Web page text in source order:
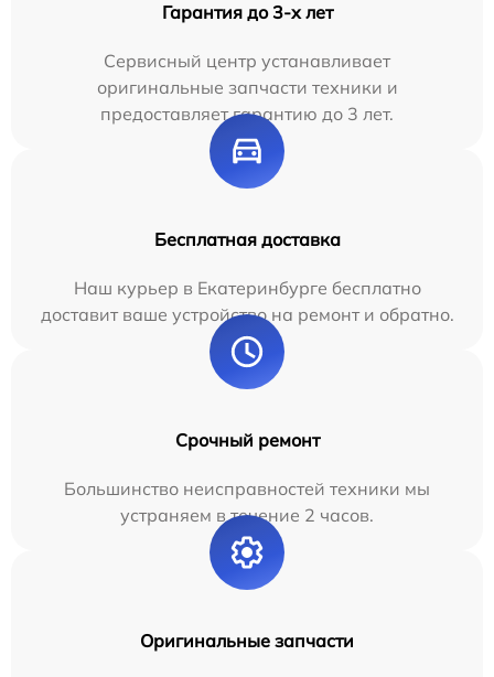
Гарантия до 3-х лет
Сервисный центр устанавливает
оригинальные запчасти техники и
предоставляет гарантию до 3 лет.
Бесплатная доставка
Наш курьер в Екатеринбурге бесплатно
доставит ваше устройство на ремонт и обратно.
Срочный ремонт
Большинство неисправностей техники мы
устраняем в течение 2 часов.
Оригинальные запчасти